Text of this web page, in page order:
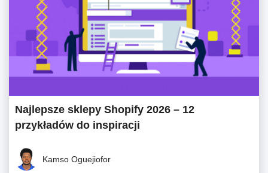
Najlepsze sklepy Shopify 2026 – 12
przykładów do inspiracji
Kamso Oguejiofor